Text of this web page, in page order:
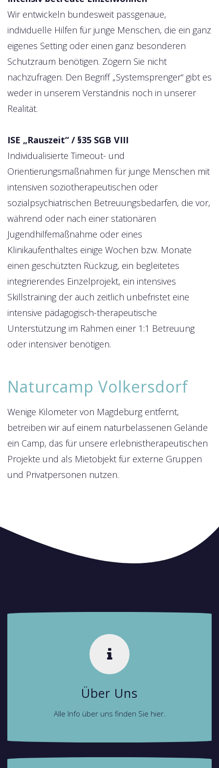
Wir entwickeln bundesweit passgenaue,
individuelle Hilfen für junge Menschen, die ein ganz
eigenes Setting oder einen ganz besonderen
Schutzraum benötigen. Zögern Sie nicht
nachzufragen. Den Begriff „Systemsprenger“ gibt es
weder in unserem Verständnis noch in unserer
Realität.
ISE „Rauszeit“ / §35 SGB VIII
Individualisierte Timeout- und
Orientierungsmaßnahmen für junge Menschen mit
intensiven soziotherapeutischen oder
sozialpsychiatrischen Betreuungsbedarfen, die vor,
während oder nach einer stationären
Jugendhilfemaßnahme oder eines
Klinikaufenthaltes einige Wochen bzw. Monate
einen geschützten Rückzug, ein begleitetes
integrierendes Einzelprojekt, ein intensives
Skillstraining der auch zeitlich unbefristet eine
intensive pädagogisch-therapeutische
Unterstützung im Rahmen einer 1:1 Betreuung
oder intensiver benötigen.
Naturcamp Volkersdorf
Wenige Kilometer von Magdeburg entfernt,
betreiben wir auf einem naturbelassenen Gelände
ein Camp, das für unsere erlebnistherapeutischen
Projekte und als Mietobjekt für externe Gruppen
und Privatpersonen nutzen.
Über Uns
Alle Info über uns finden Sie hier.